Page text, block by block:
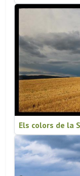
Els colors de la